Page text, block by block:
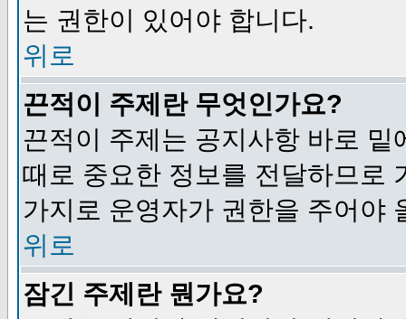
는 권한이 있어야 합니다.
위로
끈적이 주제란 무엇인가요?
끈적이 주제는 공지사항 바로
때로 중요한 정보를 전달하므로
가지로 운영자가 권한을 주어야
위로
잠긴 주제란 뭔가요?